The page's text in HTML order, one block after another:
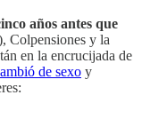
años antes que
Colpensiones y la
en la encrucijada de
de sexo y